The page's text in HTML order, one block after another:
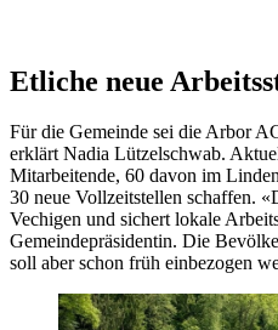
Etliche neue
Für die Gemeinde sei die Arbor
erklärt Nadia Lützelschwab.
Mitarbeitende, 60 davon im
30 neue Vollzeitstellen schaffen.
Vechigen und sichert lokale
Gemeindepräsidentin. Die
soll aber schon früh einbezogen